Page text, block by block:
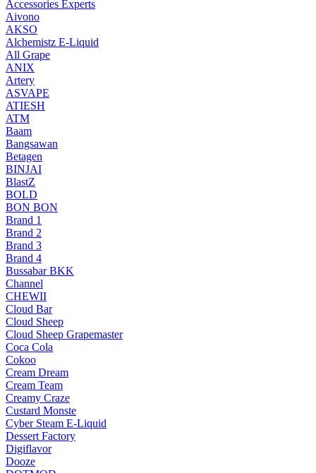
Accessories Experts
Aivono
AKSO
Alchemistz E-Liquid
All Grape
ANIX
Artery
ASVAPE
ATIESH
ATM
Baam
Bangsawan
Betagen
BINJAI
BlastZ
BOLD
BON BON
Brand 1
Brand 2
Brand 3
Brand 4
Bussabar BKK
Channel
CHEWII
Cloud Bar
Cloud Sheep
Cloud Sheep Grapemaster
Coca Cola
Cokoo
Cream Dream
Cream Team
Creamy Craze
Custard Monste
Cyber Steam E-Liquid
Dessert Factory
Digiflavor
Dooze